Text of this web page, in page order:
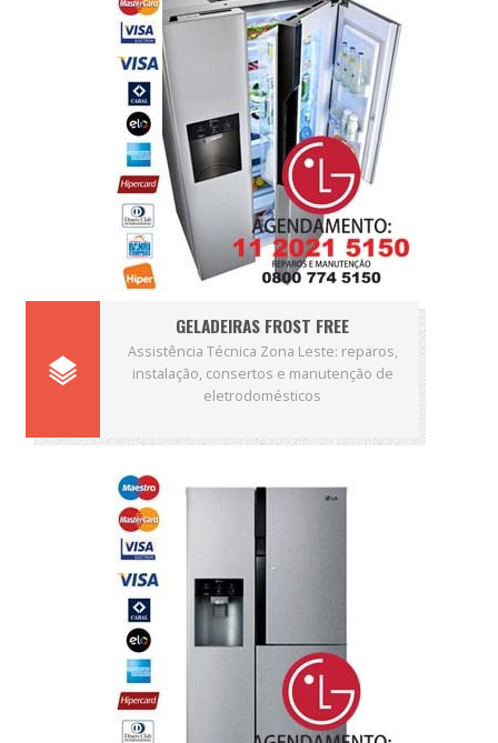
GELADEIRAS FROST FREE
Assistência Técnica Zona Leste: reparos,
instalação, consertos e manutenção de
eletrodomésticos